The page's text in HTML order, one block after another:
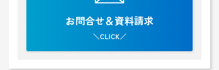
お問合せ＆資料請求
＼CLICK／